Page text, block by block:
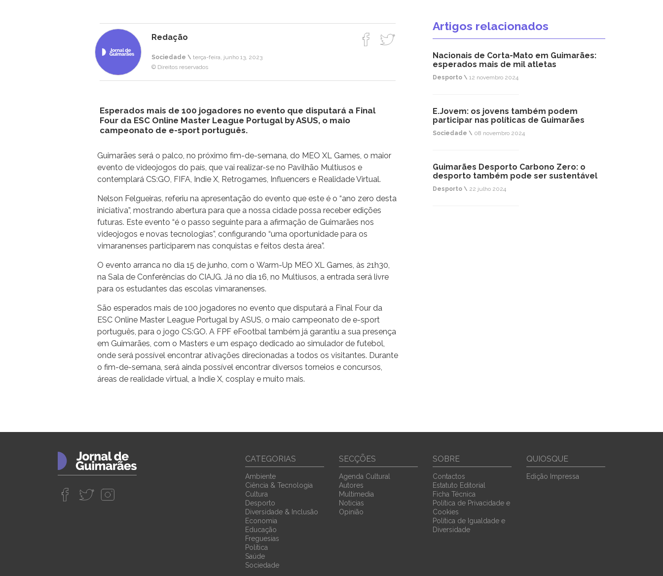
Redação
Sociedade \ terça-feira, junho 13, 2023
© Direitos reservados
Esperados mais de 100 jogadores no evento que disputará a Final
Four da ESC Online Master League Portugal by ASUS, o maio
campeonato de e-sport português.
Guimarães será o palco, no próximo fim-de-semana, do MEO XL Games, o maior
evento de videojogos do país, que vai realizar-se no Pavilhão Multiusos e
contemplará CS:GO, FIFA, Indie X, Retrogames, Influencers e Realidade Virtual.
Nelson Felgueiras, referiu na apresentação do evento que este é o “ano zero desta
iniciativa”, mostrando abertura para que a nossa cidade possa receber edições
futuras. Este evento “é o passo seguinte para a afirmação de Guimarães nos
videojogos e novas tecnologias”, configurando “uma oportunidade para os
vimaranenses participarem nas conquistas e feitos desta área”.
O evento arranca no dia 15 de junho, com o Warm-Up MEO XL Games, às 21h30,
na Sala de Conferências do CIAJG. Já no dia 16, no Multiusos, a entrada será livre
para os estudantes das escolas vimaranenses.
São esperados mais de 100 jogadores no evento que disputará a Final Four da
ESC Online Master League Portugal by ASUS, o maio campeonato de e-sport
português, para o jogo CS:GO. A FPF eFootbal também já garantiu a sua presença
em Guimarães, com o Masters e um espaço dedicado ao simulador de futebol,
onde será possível encontrar ativações direcionadas a todos os visitantes. Durante
o fim-de-semana, será ainda possível encontrar diversos torneios e concursos,
áreas de realidade virtual, a Indie X, cosplay e muito mais.
Artigos relacionados
Nacionais de Corta-Mato em Guimarães:
esperados mais de mil atletas
Desporto \ 12 novembro 2024
E.Jovem: os jovens também podem
participar nas políticas de Guimarães
Sociedade \ 08 novembro 2024
Guimarães Desporto Carbono Zero: o
desporto também pode ser sustentável
Desporto \ 22 julho 2024
CATEGORIAS
Ambiente
Ciência & Tecnologia
Cultura
Desporto
Diversidade & Inclusão
Economia
Educação
Freguesias
Política
Saúde
Sociedade
SECÇÕES
Agenda Cultural
Autores
Multimedia
Noticias
Opinião
SOBRE
Contactos
Estatuto Editorial
Ficha Técnica
Política de Privacidade e
Cookies
Política de Igualdade e
Diversidade
QUIOSQUE
Edição Impressa